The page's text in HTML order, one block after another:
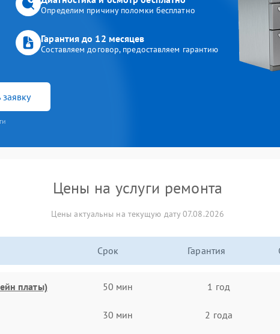
Определим причину поломки бесплатно
Гарантия до 12 месяцев
Составляем договор, предоставляем гарантию
Цены на услуги ремонта
Цены актуальны на текущую дату 07.08.2026
Срок Гарантия
платы) 50 мин 1 год
30 мин 2 года